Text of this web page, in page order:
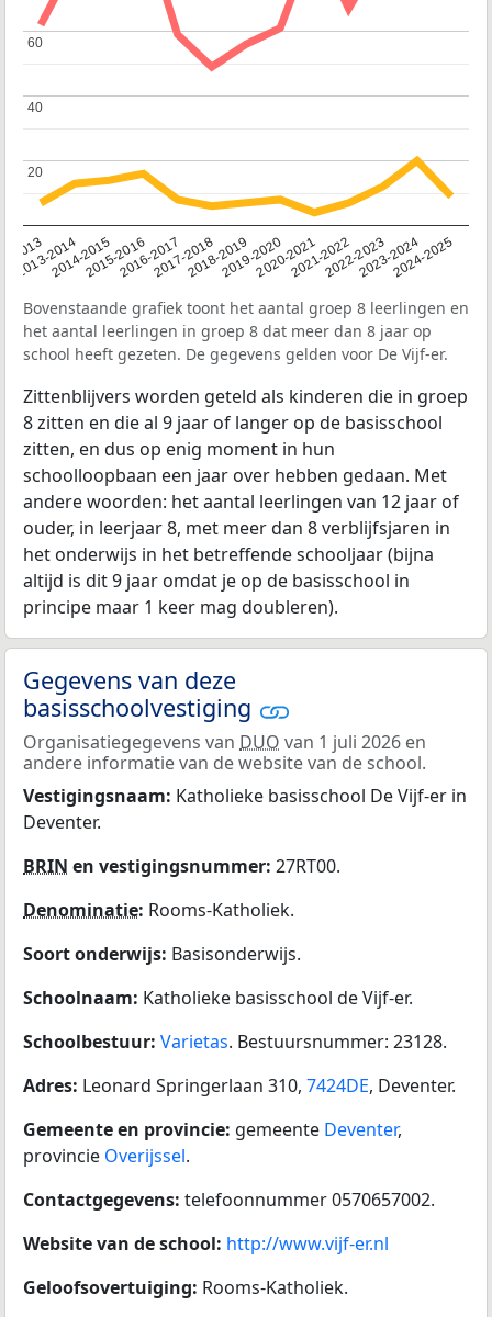
2013
2013-2014
2014-20152015-20162016-20172017-20182018-20192019-20202020-20212021-20222022-20232023-20242024-2025
20
20
40
40
60
60
Bovenstaande grafiek toont het aantal groep 8 leerlingen en
het aantal leerlingen in groep 8 dat meer dan 8 jaar op
school heeft gezeten. De gegevens gelden voor De Vijf-er.
Zittenblijvers worden geteld als kinderen die in groep
8 zitten en die al 9 jaar of langer op de basisschool
zitten, en dus op enig moment in hun
schoolloopbaan een jaar over hebben gedaan. Met
andere woorden: het aantal leerlingen van 12 jaar of
ouder, in leerjaar 8, met meer dan 8 verblijfsjaren in
het onderwijs in het betreffende schooljaar (bijna
altijd is dit 9 jaar omdat je op de basisschool in
principe maar 1 keer mag doubleren).
Gegevens van deze
basisschoolvestiging
Organisatiegegevens van DUO van 1 juli 2026 en
andere informatie van de website van de school.
Vestigingsnaam: Katholieke basisschool De Vijf-er in
Deventer.
BRIN en vestigingsnummer: 27RT00.
Denominatie: Rooms-Katholiek.
Soort onderwijs: Basisonderwijs.
Schoolnaam: Katholieke basisschool de Vijf-er.
Schoolbestuur: Varietas. Bestuursnummer: 23128.
Adres: Leonard Springerlaan 310, 7424DE, Deventer.
Gemeente en provincie: gemeente Deventer,
provincie Overijssel.
Contactgegevens: telefoonnummer 0570657002.
Website van de school: http://www.vijf-er.nl
Geloofsovertuiging: Rooms-Katholiek.